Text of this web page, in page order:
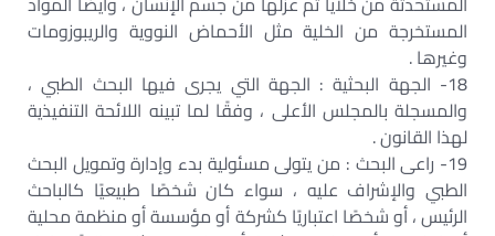
المستخرجة من الخلية مثل الأحماض النووية والريبوزومات
وغيرها .
18- الجهة البحثية : الجهة التي يجرى فيها البحث الطبي ،
والمسجلة بالمجلس الأعلى ، وفقًا لما تبينه اللائحة التنفيذية
لهذا القانون .
19- راعى البحث : من يتولى مسئولية بدء وإدارة وتمويل البحث
الطبي والإشراف عليه ، سواء كان شخصًا طبيعيًا كالباحث
الرئيس ، أو شخصًا اعتباريًا كشركة أو مؤسسة أو منظمة محلية